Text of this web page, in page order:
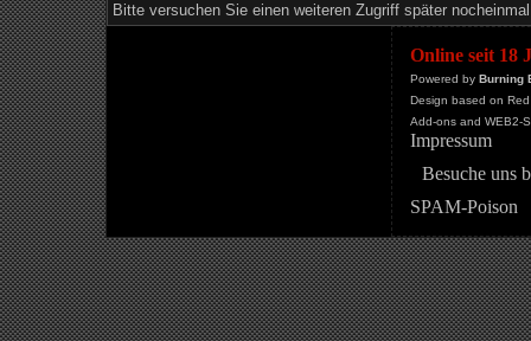
Bitte versuchen Sie einen weiteren Zugriff später
Online seit 18
Powered by Burning
Design based on
Add-ons and WEB2-
Impressum
Besuche uns
SPAM-Poison